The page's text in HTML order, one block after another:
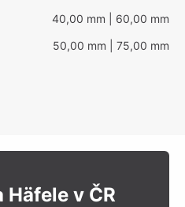
40,00 mm | 60,00 mm
50,00 mm | 75,00 mm
v ČR